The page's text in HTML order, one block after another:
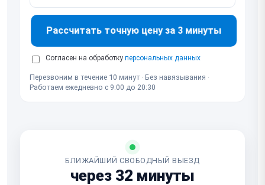
Рассчитать точную цену за 3 минуты
Согласен на обработку персональных данных
Перезвоним в течение 10 минут · Без навязывания ·
Работаем ежедневно с 9:00 до 20:30
БЛИЖАЙШИЙ СВОБОДНЫЙ ВЫЕЗД
через 32 минуты